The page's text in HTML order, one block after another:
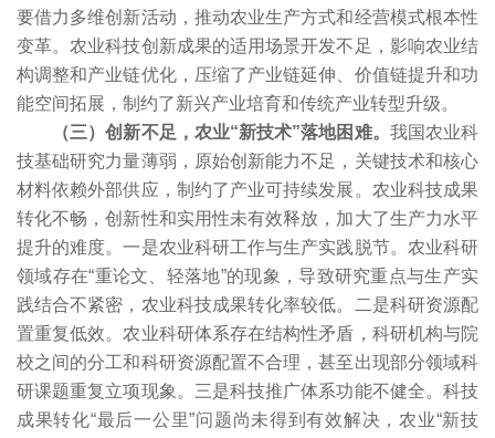
要借力多维创新活动，推动农业生产方式和经营模式根本性
变革。农业科技创新成果的适用场景开发不足，影响农业结
构调整和产业链优化，压缩了产业链延伸、价值链提升和功
能空间拓展，制约了新兴产业培育和传统产业转型升级。
（三）创新不足，农业“新技术”落地困难。 我国农业科
技基础研究力量薄弱，原始创新能力不足，关键技术和核心
材料依赖外部供应，制约了产业可持续发展。农业科技成果
转化不畅，创新性和实用性未有效释放，加大了生产力水平
提升的难度。一是农业科研工作与生产实践脱节。农业科研
领域存在“重论文、轻落地”的现象，导致研究重点与生产实
践结合不紧密，农业科技成果转化率较低。二是科研资源配
置重复低效。农业科研体系存在结构性矛盾，科研机构与院
校之间的分工和科研资源配置不合理，甚至出现部分领域科
研课题重复立项现象。三是科技推广体系功能不健全。科技
成果转化“最后一公里”问题尚未得到有效解决，农业“新技